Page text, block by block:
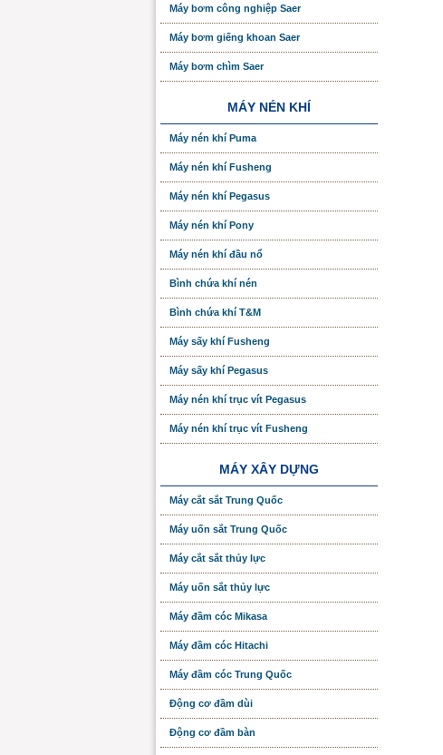
Máy bơm công nghiệp Saer
Máy bơm giếng khoan Saer
Máy bơm chìm Saer
MÁY NÉN KHÍ
Máy nén khí Puma
Máy nén khí Fusheng
Máy nén khí Pegasus
Máy nén khí Pony
Máy nén khí đầu nổ
Bình chứa khí nén
Bình chứa khí T&M
Máy sấy khí Fusheng
Máy sấy khí Pegasus
Máy nén khí trục vít Pegasus
Máy nén khí trục vít Fusheng
MÁY XÂY DỰNG
Máy cắt sắt Trung Quốc
Máy uốn sắt Trung Quốc
Máy cắt sắt thủy lực
Máy uốn sắt thủy lực
Máy đầm cóc Mikasa
Máy đầm cóc Hitachi
Máy đầm cóc Trung Quốc
Động cơ đầm dùi
Động cơ đầm bàn